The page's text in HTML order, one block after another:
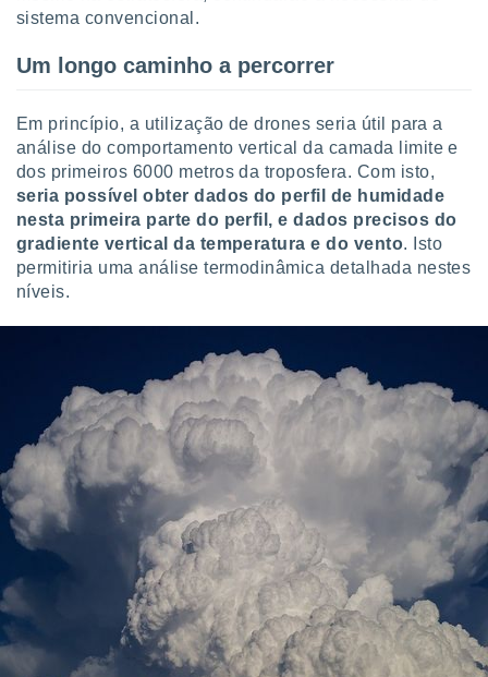
sistema convencional.
Um longo caminho a percorrer
Em princípio, a utilização de drones seria útil para a
análise do comportamento vertical da camada limite e
dos primeiros 6000 metros da troposfera. Com isto,
seria possível obter dados do perfil de humidade
nesta primeira parte do perfil, e dados precisos do
gradiente vertical da temperatura e do vento. Isto
permitiria uma análise termodinâmica detalhada nestes
níveis.